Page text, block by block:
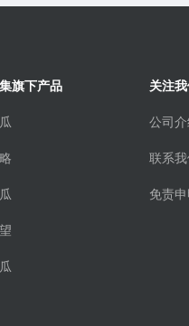
旗下产品 关注
公司
联系
免责